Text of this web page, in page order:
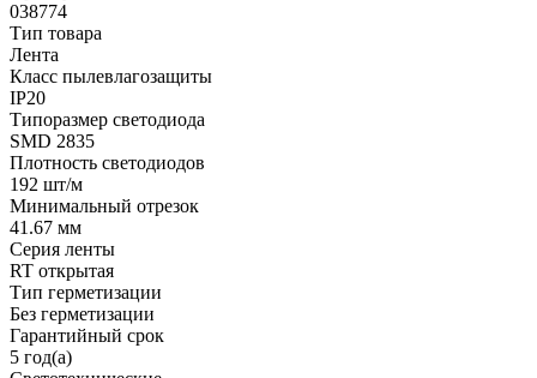
038774
Тип товара
Лента
Класс пылевлагозащиты
IP20
Типоразмер светодиода
SMD 2835
Плотность светодиодов
192 шт/м
Минимальный отрезок
41.67 мм
Серия ленты
RT открытая
Тип герметизации
Без герметизации
Гарантийный срок
5 год(а)